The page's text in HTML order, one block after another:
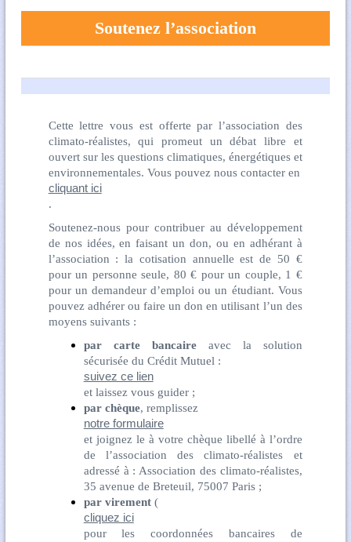
Soutenez l’association
Cette lettre vous est offerte par l’association des
climato-réalistes, qui promeut un débat libre et
ouvert sur les questions climatiques, énergétiques et
environnementales. Vous pouvez nous contacter en
cliquant ici
.
Soutenez-nous pour contribuer au développement
de nos idées, en faisant un don, ou en adhérant à
l’association : la cotisation annuelle est de 50 €
pour un personne seule, 80 € pour un couple, 1 €
pour un demandeur d’emploi ou un étudiant. Vous
pouvez adhérer ou faire un don en utilisant l’un des
moyens suivants :
par carte bancaireavec la solution
sécurisée du Crédit Mutuel :
suivez ce lien
et laissez vous guider ;
par chèque, remplissez
notre formulaire
et joignez le à votre chèque libellé à l’ordre
de l’association des climato-réalistes et
adressé à : Association des climato-réalistes,
35 avenue de Breteuil, 75007 Paris ;
par virement(
cliquez ici
pour les coordonnées bancaires de